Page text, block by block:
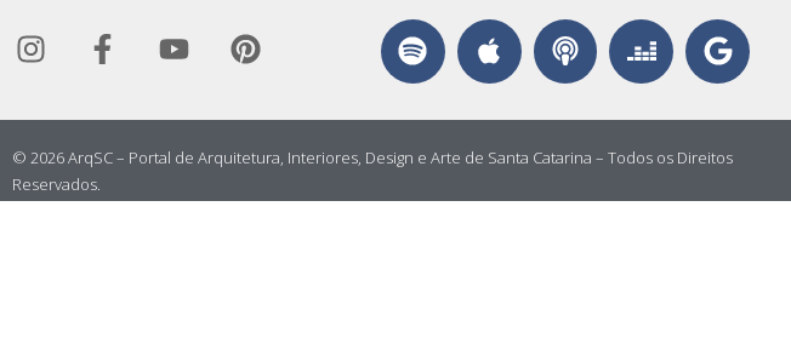
© 2026 ArqSC – Portal de Arquitetura, Interiores, Design e Arte de Santa Catarina – Todos os Direitos
Reservados.